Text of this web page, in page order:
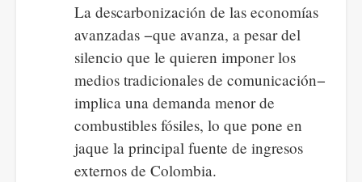
La descarbonización de las economías
avanzadas −que avanza, a pesar del
silencio que le quieren imponer los
medios tradicionales de comunicación−
implica una demanda menor de
combustibles fósiles, lo que pone en
jaque la principal fuente de ingresos
externos de Colombia.